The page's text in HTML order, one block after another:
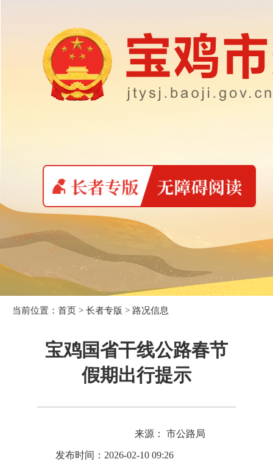
当前位置： 首页 > 长者专版 > 路况信息
宝鸡国省干线公路春节
假期出行提示
来源： 市公路局
发布时间：2026-02-10 09:26